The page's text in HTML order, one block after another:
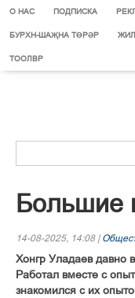
О НАС ПОДПИСКА
БУРХН-ШАҖНА ТӨРӘР
ТООЛВР
Большие
14-08-2025, 14:08 |
Хонгр Уладаев давно
Работал вместе с
знакомился с их